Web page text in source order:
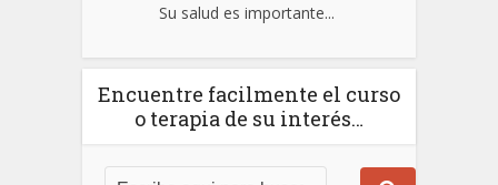
Su salud es importante...
Encuentre facilmente el curso
o terapia de su interés…